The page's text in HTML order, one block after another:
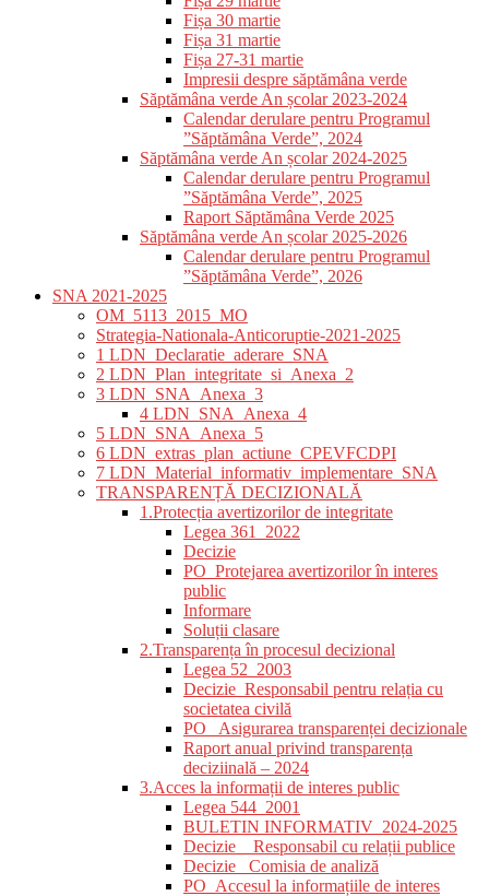
Fișa 30 martie
Fișa 31 martie
Fișa 27-31 martie
Impresii despre săptămâna verde
Săptămâna verde An școlar 2023-2024
Calendar derulare pentru Programul
”Săptămâna Verde”, 2024
Săptămâna verde An școlar 2024-2025
Calendar derulare pentru Programul
”Săptămâna Verde”, 2025
Raport Săptămâna Verde 2025
Săptămâna verde An școlar 2025-2026
Calendar derulare pentru Programul
”Săptămâna Verde”, 2026
SNA 2021-2025
OM_5113_2015_MO
Strategia-Nationala-Anticoruptie-2021-2025
1 LDN_Declaratie_aderare_SNA
2 LDN_Plan_integritate_si_Anexa_2
3 LDN_SNA_Anexa_3
4 LDN_SNA_Anexa_4
5 LDN_SNA_Anexa_5
6 LDN_extras_plan_actiune_CPEVFCDPI
7 LDN_Material_informativ_implementare_SNA
TRANSPARENȚĂ DECIZIONALĂ
1.Protecția avertizorilor de integritate
Legea 361_2022
Decizie
PO_Protejarea avertizorilor în interes
public
Informare
Soluții clasare
2.Transparența în procesul decizional
Legea 52_2003
Decizie_Responsabil pentru relația cu
societatea civilă
PO_ Asigurarea transparenței decizionale
Raport anual privind transparența
deciziinală – 2024
3.Acces la informații de interes public
Legea 544_2001
BULETIN INFORMATIV_2024-2025
Decizie _ Responsabil cu relații publice
Decizie_ Comisia de analiză
PO_Accesul la informațiile de interes